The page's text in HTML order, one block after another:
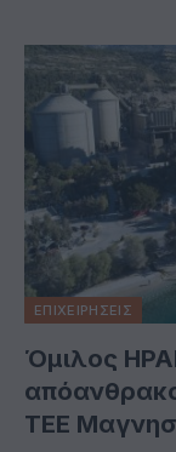
ΕΠΙΧΕΙΡΗΣΕΙΣ
Όμιλος
ΤΕΕ